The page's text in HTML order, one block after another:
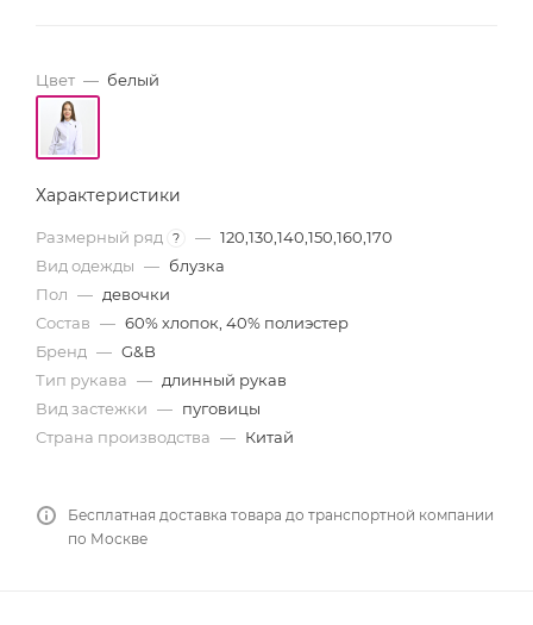
Цвет — белый
Характеристики
Размерный ряд ? — 120,130,140,150,160,170
Вид одежды — блузка
Пол — девочки
Состав — 60% хлопок, 40% полиэстер
Бренд — G&B
Тип рукава — длинный рукав
Вид застежки — пуговицы
Страна производства — Китай
Бесплатная доставка товара до транспортной компании
по Москве